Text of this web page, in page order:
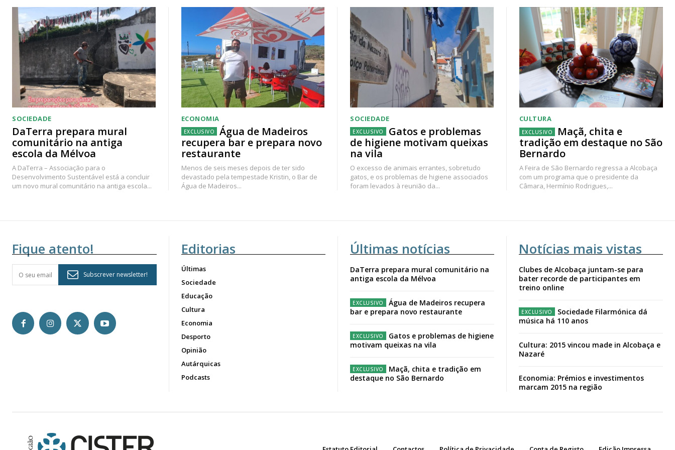
SOCIEDADE
DaTerra prepara mural
comunitário na antiga
escola da Mélvoa
A DaTerra – Associação para o
Desenvolvimento Sustentável está a concluir
um novo mural comunitário na antiga escola...
ECONOMIA
Água de Madeiros
recupera bar e prepara novo
restaurante
Menos de seis meses depois de ter sido
devastado pela tempestade Kristin, o Bar de
Água de Madeiros...
SOCIEDADE
Gatos e problemas
de higiene motivam queixas
na vila
O excesso de animais errantes, sobretudo
gatos, e os problemas de higiene associados
foram levados à reunião da...
CULTURA
Maçã, chita e
tradição em destaque no São
Bernardo
A Feira de São Bernardo regressa a Alcobaça
com um programa que o presidente da
Câmara, Hermínio Rodrigues,...
Fique atento!
Subscrever newsletter!
Editorias
Últimas
Sociedade
Educação
Cultura
Economia
Desporto
Opinião
Autárquicas
Podcasts
Últimas notícias
DaTerra prepara mural comunitário na
antiga escola da Mélvoa
Água de Madeiros recupera
bar e prepara novo restaurante
Gatos e problemas de higiene
motivam queixas na vila
Maçã, chita e tradição em
destaque no São Bernardo
Notícias mais vistas
Clubes de Alcobaça juntam-se para
bater recorde de participantes em
treino online
Sociedade Filarmónica dá
música há 110 anos
Cultura: 2015 vincou made in Alcobaça e
Nazaré
Economia: Prémios e investimentos
marcam 2015 na região